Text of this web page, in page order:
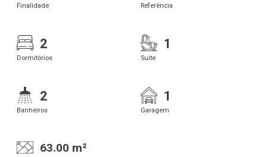
Finalidade Referência
2
Dormitórios
1
Suite
2
Banheiros
1
Garagem
63.00 m²